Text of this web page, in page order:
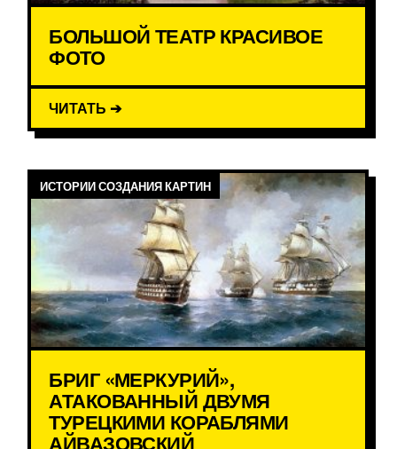
БОЛЬШОЙ ТЕАТР КРАСИВОЕ
ФОТО
ЧИТАТЬ ➔
ИСТОРИИ СОЗДАНИЯ КАРТИН
БРИГ «МЕРКУРИЙ»,
АТАКОВАННЫЙ ДВУМЯ
ТУРЕЦКИМИ КОРАБЛЯМИ
АЙВАЗОВСКИЙ